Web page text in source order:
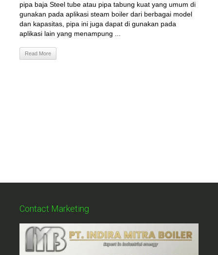
pipa baja Steel tube atau pipa tabung kuat yang umum di
gunakan pada aplikasi steam boiler dari berbagai model
dan kapasitas, pipa ini juga dapat di gunakan pada
aplikasi lain yang menampung ...
Read More
Contact Marketing